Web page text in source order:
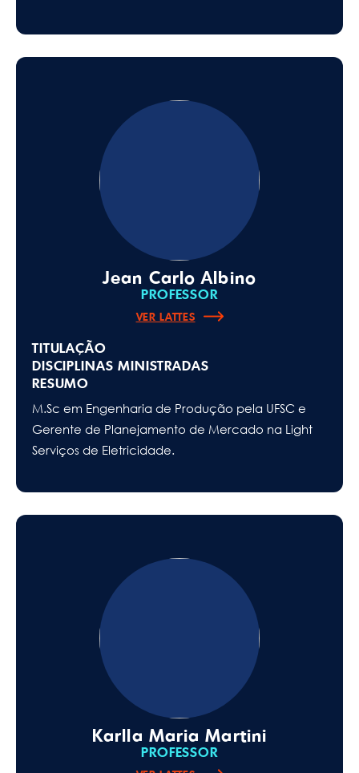
Jean Carlo Albino
PROFESSOR
VER LATTES
TITULAÇÃO
DISCIPLINAS MINISTRADAS
RESUMO
M.Sc em Engenharia de Produção pela UFSC e
Gerente de Planejamento de Mercado na Light
Serviços de Eletricidade.
Karlla Maria Martini
PROFESSOR